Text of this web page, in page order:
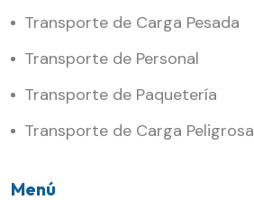
Transporte de Carga Pesada
Transporte de Personal
Transporte de Paquetería
Transporte de Carga Peligrosa
Menú